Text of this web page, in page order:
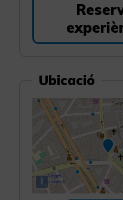
Ubicació
i